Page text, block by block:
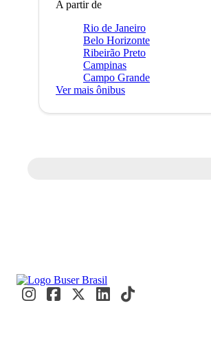
A partir de
Rio de Janeiro
Belo Horizonte
Ribeirão Preto
Campinas
Campo Grande
Ver mais ônibus